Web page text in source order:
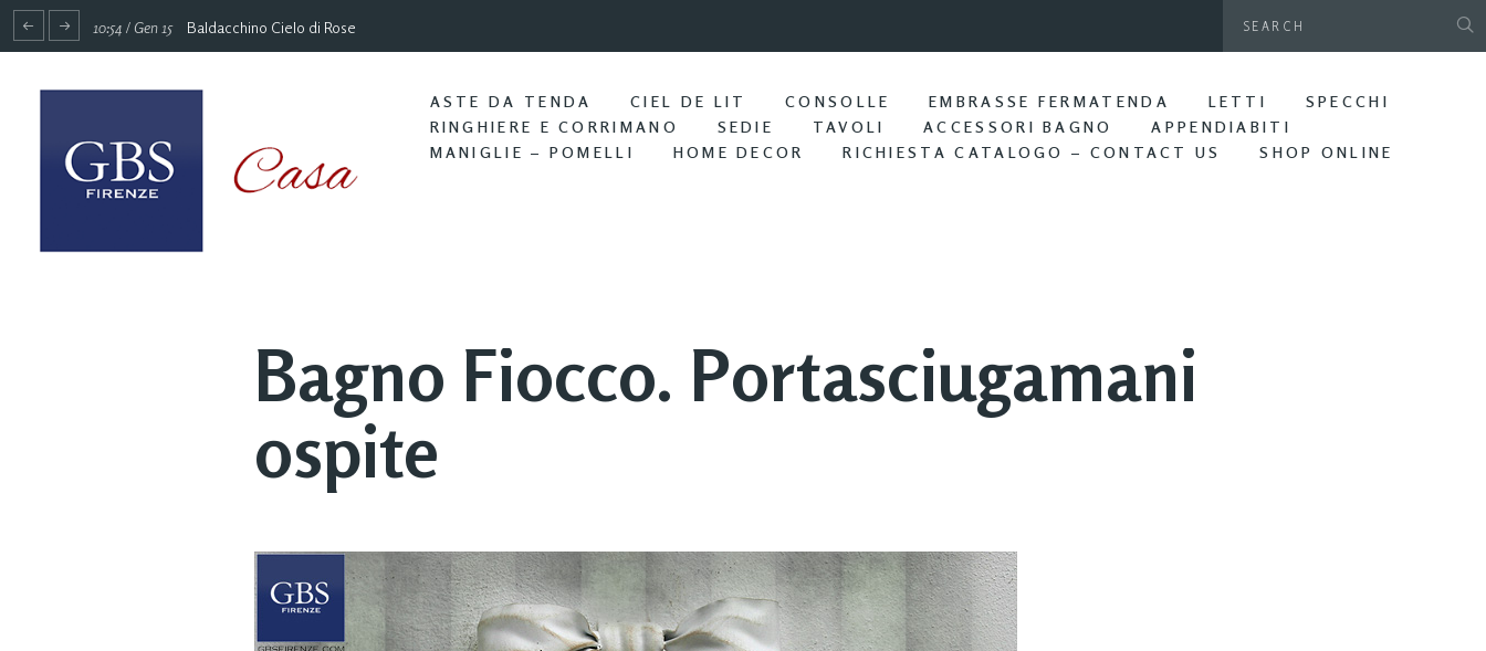
10:54 / Gen 15 Baldacchino Cielo di Rose
ASTE DA TENDA CIEL DE LIT CONSOLLE EMBRASSE FERMATENDA LETTI
SPECCHI
RINGHIERE E CORRIMANO
SEDIE TAVOLI ACCESSORI BAGNO
APPENDIABITI
MANIGLIE – POMELLI
HOME DECOR RICHIESTA CATALOGO – CONTACT US SHOP ONLINE
Bagno Fiocco. Portasciugamani
ospite